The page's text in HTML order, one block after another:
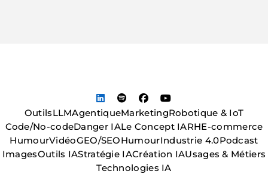
OutilsLLMAgentiqueMarketingRobotique & IoT
Code/No-codeDanger IALe Concept IARHE-commerce
HumourVidéoGEO/SEOHumourIndustrie 4.0Podcast
ImagesOutils IAStratégie IACréation IAUsages & Métiers
Technologies IA